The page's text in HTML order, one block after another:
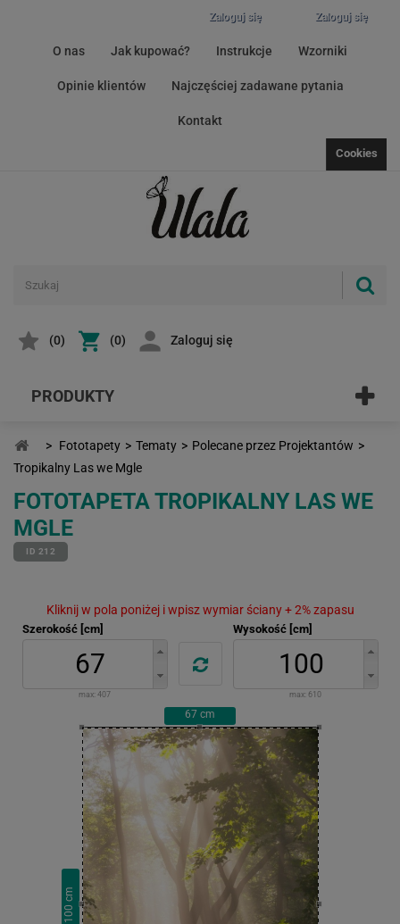
Zaloguj się
Zaloguj się
O nas Jak kupować? Instrukcje Wzorniki
Opinie klientów Najczęściej zadawane pytania
Kontakt
Cookies
(0) (0) Zaloguj się
PRODUKTY
> Fototapety > Tematy > Polecane przez Projektantów >
Tropikalny Las we Mgle
FOTOTAPETA TROPIKALNY LAS WE
MGLE
ID 212
Kliknij w pola poniżej i wpisz wymiar ściany + 2% zapasu
Szerokość [cm]
max: 407
Wysokość [cm]
max: 610
67 cm
100
cm